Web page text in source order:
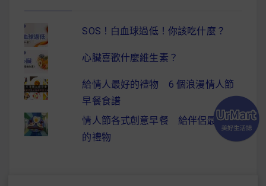
SOS！白血球過低！你該吃什麼？
心臟喜歡什麼維生素？
給情人最好的禮物 6 個浪漫情人節
早餐食譜
情人節各式創意早餐 給伴侶最驚喜
的禮物